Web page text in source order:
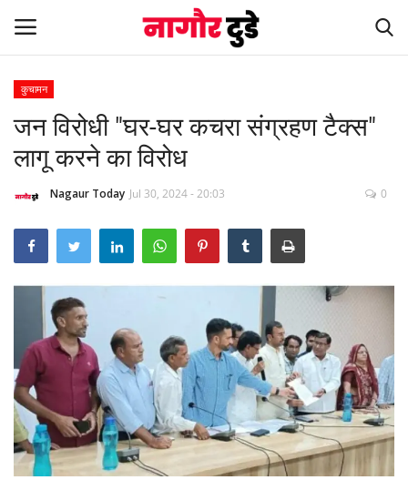
Home
देश
स्पेशल स्टोरी
नागौर
मनोरंजन
खबर हटके
राजस्थान
कुचामन
जन विरोधी "घर-घर कचरा संग्रहण टैक्स"
लागू करने का विरोध
Nagaur Today Jul 30, 2024 - 20:03 0